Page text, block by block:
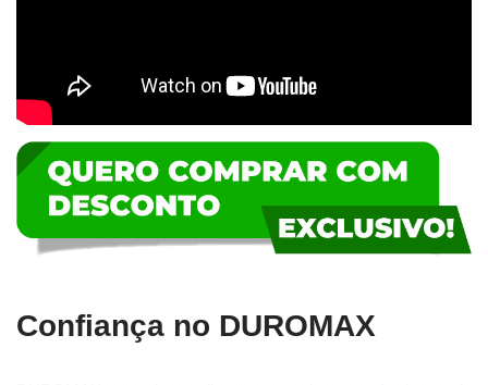
Confiança no DUROMAX